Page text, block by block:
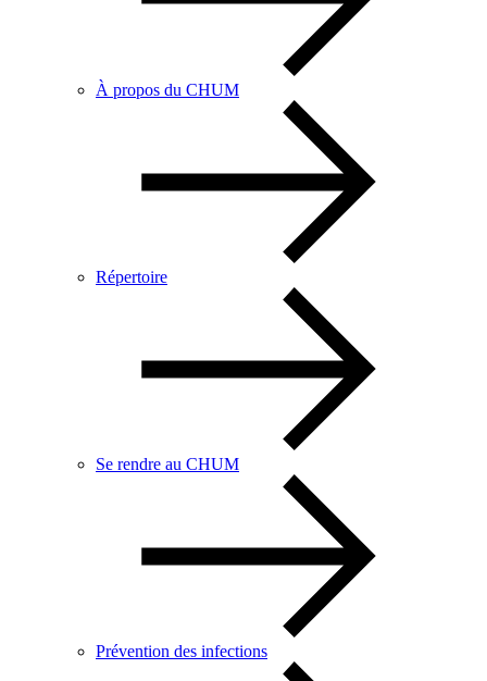
À propos du CHUM
Répertoire
Se rendre au CHUM
Prévention des infections